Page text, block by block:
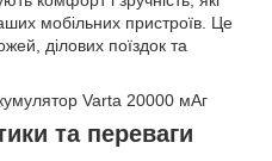
мобільних пристроїв. Це
ділових поїздок та
та переваги